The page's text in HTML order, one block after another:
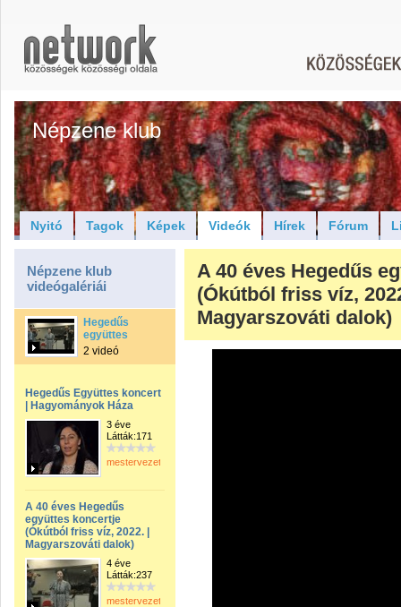
Népzene klub
Nyitó Tagok Képek Videók Hírek Fórum
Népzene klub
videógalériái
Hegedűs
együttes
2 videó
Hegedűs Együttes koncert
| Hagyományok Háza
3 éve
Látták:171
mestervezeto
A 40 éves Hegedűs
együttes koncertje
(Ókútból friss víz, 2022. |
Magyarszováti dalok)
4 éve
Látták:237
mestervezeto
A 40 éves Hegedűs
(Ókútból friss víz,
Magyarszováti dalok)